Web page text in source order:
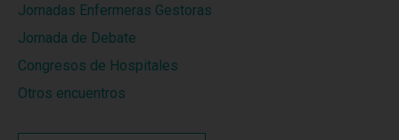
Jornadas Enfermeras Gestoras
Jornada de Debate
Congresos de Hospitales
Otros encuentros